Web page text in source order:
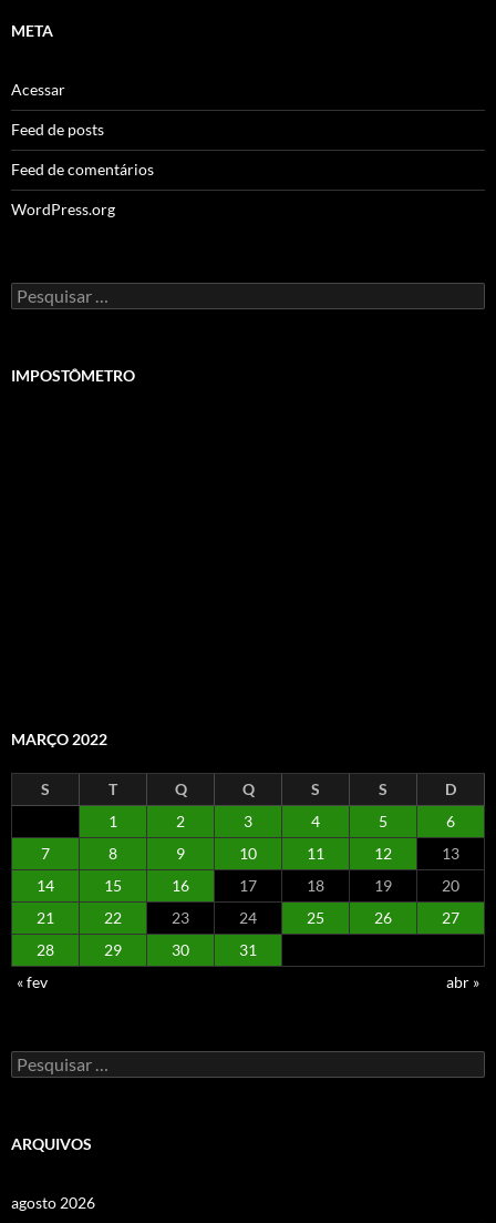
META
Acessar
Feed de posts
Feed de comentários
WordPress.org
Pesquisar
por:
IMPOSTÔMETRO
MARÇO 2022
S T Q Q S S
D
1
2 3 4 5
6
7
8 9 10 11 12
13
14
15 16 17 18 19
20
21
22 23 24 25 26
27
28
29 30
31
« fev
abr »
Pesquisar
por:
ARQUIVOS
agosto 2026